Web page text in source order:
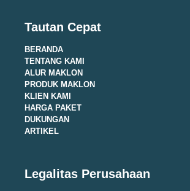
Tautan Cepat
BERANDA
TENTANG KAMI
ALUR MAKLON
PRODUK MAKLON
KLIEN KAMI
HARGA PAKET
DUKUNGAN
ARTIKEL
Legalitas Perusahaan